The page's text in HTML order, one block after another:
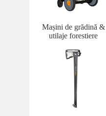
Mașini de grădină &
utilaje forestiere